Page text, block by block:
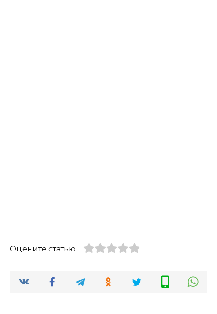
Оцените статью